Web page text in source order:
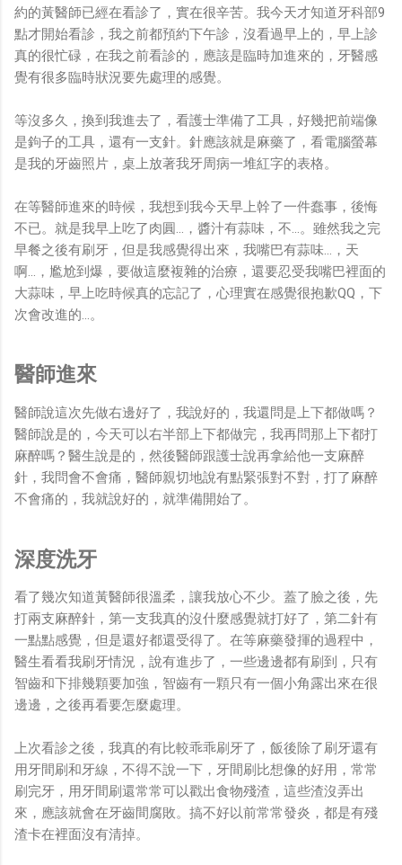
約的黃醫師已經在看診了，實在很辛苦。我今天才知道牙科部9
點才開始看診，我之前都預約下午診，沒看過早上的，早上診
真的很忙碌，在我之前看診的，應該是臨時加進來的，牙醫感
覺有很多臨時狀況要先處理的感覺。
等沒多久，換到我進去了，看護士準備了工具，好幾把前端像
是鉤子的工具，還有一支針。針應該就是麻藥了，看電腦螢幕
是我的牙齒照片，桌上放著我牙周病一堆紅字的表格。
在等醫師進來的時候，我想到我今天早上幹了一件蠢事，後悔
不已。就是我早上吃了肉圓...，醬汁有蒜味，不...。雖然我之完
早餐之後有刷牙，但是我感覺得出來，我嘴巴有蒜味...，天
啊...，尷尬到爆，要做這麼複雜的治療，還要忍受我嘴巴裡面的
大蒜味，早上吃時候真的忘記了，心理實在感覺很抱歉QQ，下
次會改進的...。
醫師進來
醫師說這次先做右邊好了，我說好的，我還問是上下都做嗎？
醫師說是的，今天可以右半部上下都做完，我再問那上下都打
麻醉嗎？醫生說是的，然後醫師跟護士說再拿給他一支麻醉
針，我問會不會痛，醫師親切地說有點緊張對不對，打了麻醉
不會痛的，我就說好的，就準備開始了。
深度洗牙
看了幾次知道黃醫師很溫柔，讓我放心不少。蓋了臉之後，先
打兩支麻醉針，第一支我真的沒什麼感覺就打好了，第二針有
一點點感覺，但是還好都還受得了。在等麻藥發揮的過程中，
醫生看看我刷牙情況，說有進步了，一些邊邊都有刷到，只有
智齒和下排幾顆要加強，智齒有一顆只有一個小角露出來在很
邊邊，之後再看要怎麼處理。
上次看診之後，我真的有比較乖乖刷牙了，飯後除了刷牙還有
用牙間刷和牙線，不得不說一下，牙間刷比想像的好用，常常
刷完牙，用牙間刷還常常可以戳出食物殘渣，這些渣沒弄出
來，應該就會在牙齒間腐敗。搞不好以前常常發炎，都是有殘
渣卡在裡面沒有清掉。